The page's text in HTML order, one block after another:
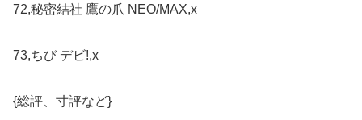
72,秘密結社 鷹の爪 NEO/MAX,x
73,ちび デビ!,x
{総評、寸評など}